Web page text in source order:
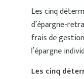
Les cinq
d’épargne-
frais de
l’épargne
Les cinq